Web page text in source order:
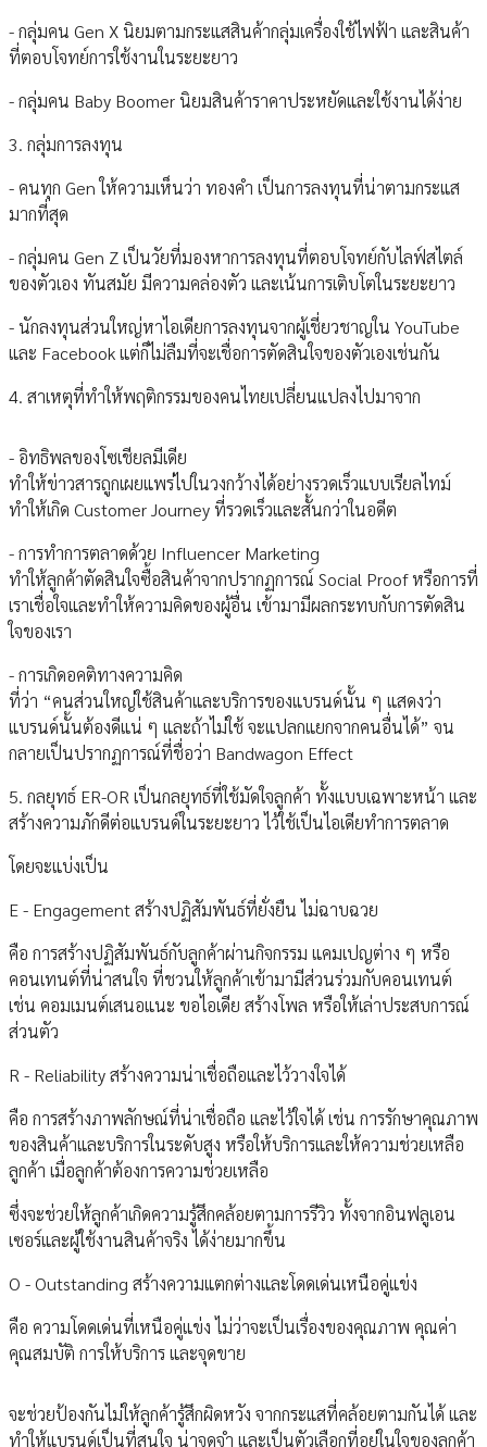
- กลุ่มคน Gen X นิยมตามกระแสสินค้ากลุ่มเครื่องใช้ไฟฟ้า และสินค้า
ที่ตอบโจทย์การใช้งานในระยะยาว
- กลุ่มคน Baby Boomer นิยมสินค้าราคาประหยัดและใช้งานได้ง่าย
3. กลุ่มการลงทุน
- คนทุก Gen ให้ความเห็นว่า ทองคำ เป็นการลงทุนที่น่าตามกระแส
มากที่สุด
- กลุ่มคน Gen Z เป็นวัยที่มองหาการลงทุนที่ตอบโจทย์กับไลฟ์สไตล์
ของตัวเอง ทันสมัย มีความคล่องตัว และเน้นการเติบโตในระยะยาว
- นักลงทุนส่วนใหญ่หาไอเดียการลงทุนจากผู้เชี่ยวชาญใน YouTube
และ Facebook แต่ก็ไม่ลืมที่จะเชื่อการตัดสินใจของตัวเองเช่นกัน
4. สาเหตุที่ทำให้พฤติกรรมของคนไทยเปลี่ยนแปลงไปมาจาก
- อิทธิพลของโซเชียลมีเดีย
ทำให้ข่าวสารถูกเผยแพร่ไปในวงกว้างได้อย่างรวดเร็วแบบเรียลไทม์
ทำให้เกิด Customer Journey ที่รวดเร็วและสั้นกว่าในอดีต
- การทำการตลาดด้วย Influencer Marketing
ทำให้ลูกค้าตัดสินใจซื้อสินค้าจากปรากฏการณ์ Social Proof หรือการที่
เราเชื่อใจและทำให้ความคิดของผู้อื่น เข้ามามีผลกระทบกับการตัดสิน
ใจของเรา
- การเกิดอคติทางความคิด
ที่ว่า “คนส่วนใหญ่ใช้สินค้าและบริการของแบรนด์นั้น ๆ แสดงว่า
แบรนด์นั้นต้องดีแน่ ๆ และถ้าไม่ใช้ จะแปลกแยกจากคนอื่นได้” จน
กลายเป็นปรากฏการณ์ที่ชื่อว่า Bandwagon Effect
5. กลยุทธ์ ER-OR เป็นกลยุทธ์ที่ใช้มัดใจลูกค้า ทั้งแบบเฉพาะหน้า และ
สร้างความภักดีต่อแบรนด์ในระยะยาว ไว้ใช้เป็นไอเดียทำการตลาด
โดยจะแบ่งเป็น
E - Engagement สร้างปฏิสัมพันธ์ที่ยั่งยืน ไม่ฉาบฉวย
คือ การสร้างปฏิสัมพันธ์กับลูกค้าผ่านกิจกรรม แคมเปญต่าง ๆ หรือ
คอนเทนต์ที่น่าสนใจ ที่ชวนให้ลูกค้าเข้ามามีส่วนร่วมกับคอนเทนต์
เช่น คอมเมนต์เสนอแนะ ขอไอเดีย สร้างโพล หรือให้เล่าประสบการณ์
ส่วนตัว
R - Reliability สร้างความน่าเชื่อถือและไว้วางใจได้
คือ การสร้างภาพลักษณ์ที่น่าเชื่อถือ และไว้ใจได้ เช่น การรักษาคุณภาพ
ของสินค้าและบริการในระดับสูง หรือให้บริการและให้ความช่วยเหลือ
ลูกค้า เมื่อลูกค้าต้องการความช่วยเหลือ
ซึ่งจะช่วยให้ลูกค้าเกิดความรู้สึกคล้อยตามการรีวิว ทั้งจากอินฟลูเอน
เซอร์และผู้ใช้งานสินค้าจริง ได้ง่ายมากขึ้น
O - Outstanding สร้างความแตกต่างและโดดเด่นเหนือคู่แข่ง
คือ ความโดดเด่นที่เหนือคู่แข่ง ไม่ว่าจะเป็นเรื่องของคุณภาพ คุณค่า
คุณสมบัติ การให้บริการ และจุดขาย
จะช่วยป้องกันไม่ให้ลูกค้ารู้สึกผิดหวัง จากกระแสที่คล้อยตามกันได้ และ
ทำให้แบรนด์เป็นที่สนใจ น่าจดจำ และเป็นตัวเลือกที่อยู่ในใจของลูกค้า